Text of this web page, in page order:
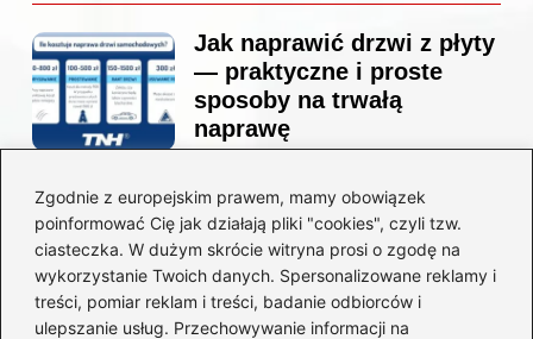
Zgodnie z europejskim prawem, mamy obowiązek
poinformować Cię jak działają pliki "cookies", czyli tzw.
ciasteczka. W dużym skrócie witryna prosi o zgodę na
wykorzystanie Twoich danych. Spersonalizowane reklamy i
treści, pomiar reklam i treści, badanie odbiorców i
ulepszanie usług. Przechowywanie informacji na
Jak naprawić drzwi z płyty
— praktyczne i proste
sposoby na trwałą
naprawę
Ile kosztuje projekt
łazienki u architekta —
ceny, które naprawdę
zaskoczą